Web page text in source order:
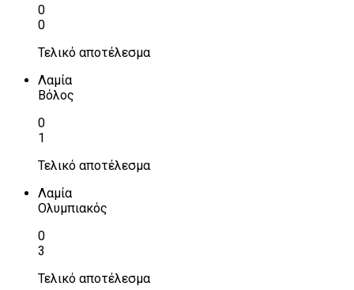
0
0
Τελικό αποτέλεσμα
Λαμία
Βόλος
0
1
Τελικό αποτέλεσμα
Λαμία
Ολυμπιακός
0
3
Τελικό αποτέλεσμα